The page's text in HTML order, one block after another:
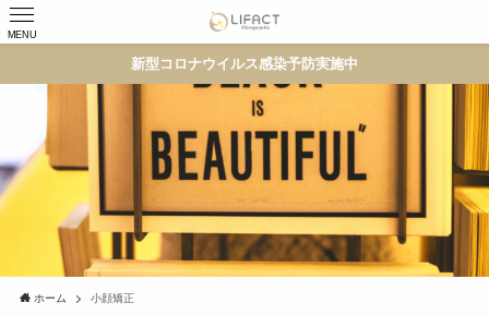
MENU
新型コロナウイルス感染予防実施中
ホーム 小顔矯正